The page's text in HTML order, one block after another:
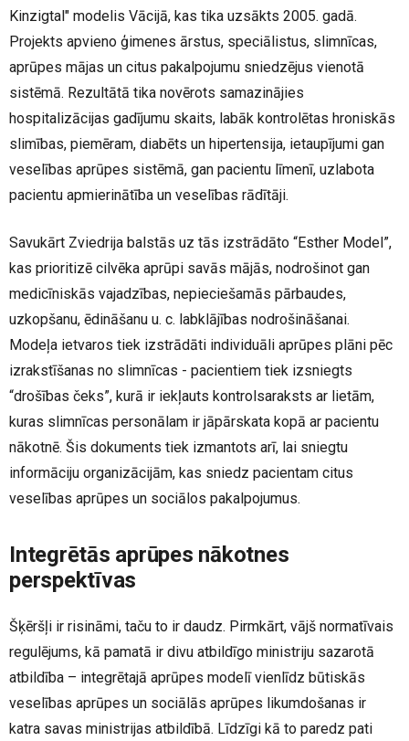
Kinzigtal" modelis Vācijā, kas tika uzsākts 2005. gadā.
Projekts apvieno ģimenes ārstus, speciālistus, slimnīcas,
aprūpes mājas un citus pakalpojumu sniedzējus vienotā
sistēmā. Rezultātā tika novērots samazinājies
hospitalizācijas gadījumu skaits, labāk kontrolētas hroniskās
slimības, piemēram, diabēts un hipertensija, ietaupījumi gan
veselības aprūpes sistēmā, gan pacientu līmenī, uzlabota
pacientu apmierinātība un veselības rādītāji.
Savukārt Zviedrija balstās uz tās izstrādāto “Esther Model”,
kas prioritizē cilvēka aprūpi savās mājās, nodrošinot gan
medicīniskās vajadzības, nepieciešamās pārbaudes,
uzkopšanu, ēdināšanu u. c. labklājības nodrošināšanai.
Modeļa ietvaros tiek izstrādāti individuāli aprūpes plāni pēc
izrakstīšanas no slimnīcas - pacientiem tiek izsniegts
“drošības čeks”, kurā ir iekļauts kontrolsaraksts ar lietām,
kuras slimnīcas personālam ir jāpārskata kopā ar pacientu
nākotnē. Šis dokuments tiek izmantots arī, lai sniegtu
informāciju organizācijām, kas sniedz pacientam citus
veselības aprūpes un sociālos pakalpojumus.
Integrētās aprūpes nākotnes
perspektīvas
Šķēršļi ir risināmi, taču to ir daudz. Pirmkārt, vājš normatīvais
regulējums, kā pamatā ir divu atbildīgo ministriju sazarotā
atbildība – integrētajā aprūpes modelī vienlīdz būtiskās
veselības aprūpes un sociālās aprūpes likumdošanas ir
katra savas ministrijas atbildībā. Līdzīgi kā to paredz pati